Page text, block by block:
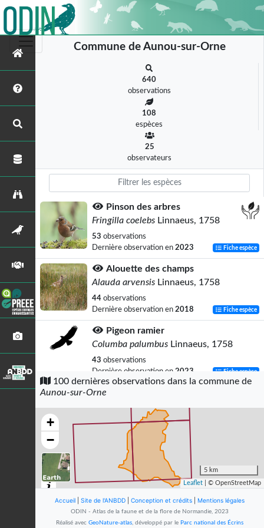
Commune de Aunou-sur-Orne
640
observations
108
espèces
25
observateurs
Pinson des arbres
Fringilla coelebs Linnaeus, 1758
53 observations
Dernière observation en 2023 Fiche espèce
Alouette des champs
Alauda arvensis Linnaeus, 1758
44 observations
Dernière observation en 2018 Fiche espèce
Pigeon ramier
Columba palumbus Linnaeus, 1758
43 observations
Dernière observation en 2023 Fiche espèce
Anthus pratensis(Linnaeus, 1758)
42observations
Dernière observation en
2023
Buse variable
Buteo buteo
(Linnaeus, 1758)
35observations
Grive litorne
100 dernières observations dans la commune de
Aunou-sur-Orne
+
−
5 km
Leaflet | © OpenStreetMap
Accueil Site de l'ANBDD Conception et crédits Mentions légales
ODIN - Atlas de la faune et de la flore de Normandie, 2023
Réalisé avec GeoNature-atlas, développé par le Parc national des Écrins